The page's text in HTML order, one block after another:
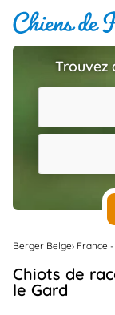
Chiots
Éleveurs
Étalons
Chiens
Services
Trouvez
Berger Belge
Chiots de race Berger Belge à vendre dans
le Gard